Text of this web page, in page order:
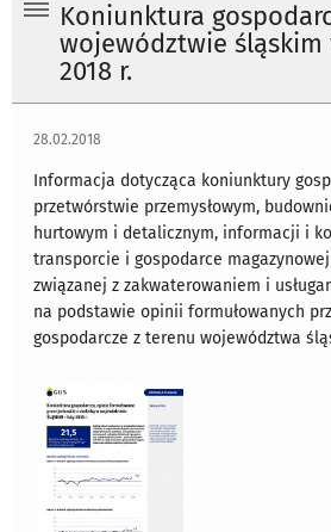
Koniunktura
województwie śląskim
2018 r.
28.02.2018
Informacja dotycząca koniunktury
przetwórstwie przemysłowym,
hurtowym i detalicznym, informacji i
transporcie i gospodarce
związanej z zakwaterowaniem i
na podstawie opinii formułowanych
gospodarcze z terenu województwa